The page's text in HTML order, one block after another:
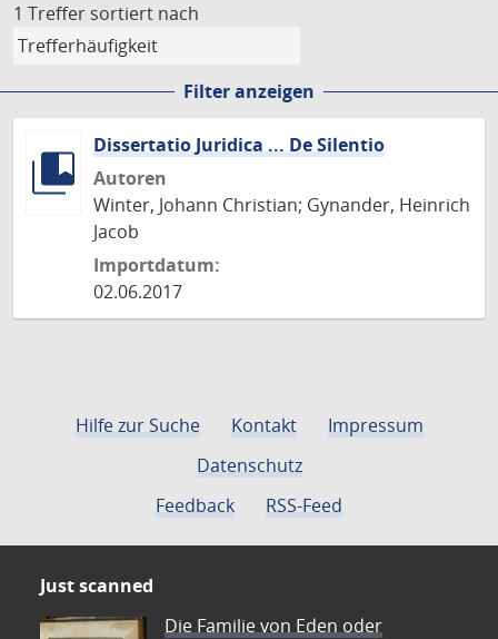
1 Treffer sortiert nach
Filter anzeigen
Dissertatio Juridica ... De Silentio
Autoren
Winter, Johann Christian; Gynander, Heinrich
Jacob
Importdatum:
02.06.2017
Hilfe zur Suche Kontakt
Impressum
Datenschutz
Feedback
RSS-Feed
Just scanned
Die Familie von Eden oder